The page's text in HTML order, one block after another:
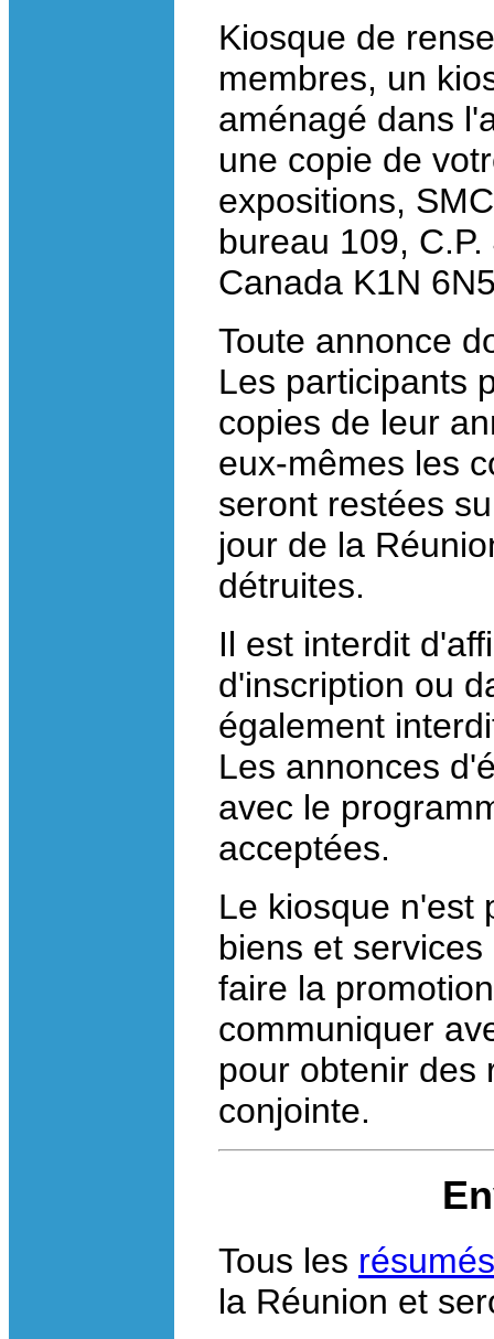
Kiosque de
membres, un
aménagé dans
une copie de
expositions,
bureau 109,
Canada K1N
Toute annonce
Les participants
copies de leur
eux-mêmes les
seront restées
jour de la
détruites.
Il est interdit
d'inscription ou
également
Les annonces
avec le
acceptées.
Le kiosque n'est
biens et
faire la
communiquer
pour obtenir des
conjointe.
Tous les résumés
la Réunion et